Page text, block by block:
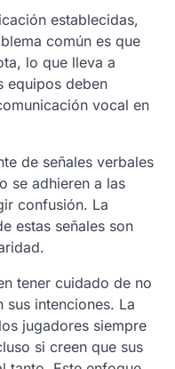
establecidas,
común es que
lo que lleva a
equipos deben
vocal en
de señales verbales
se adhieren a las
confusión. La
estas señales son
tener cuidado de no
sus intenciones. La
jugadores siempre
si creen que sus